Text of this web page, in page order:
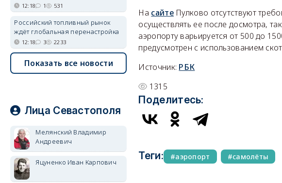
На сайтеПулково отсутствуют
осуществлять ее после досмотра,
аэропорту варьируется от 500 до
предусмотрен с использованием
Источник: РБК
1315
Поделитесь:
Теги: аэропорт самолёты
12:18 1 531
Российский топливный рынок
ждёт глобальная перенастройка
12:18 3 2233
Показать все новости
Лица Севастополя
Мелянский Владимир
Андреевич
Яцуненко Иван Карпович